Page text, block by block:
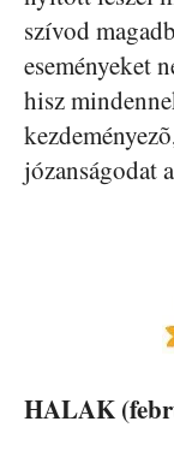
szívod
eseményeket
hisz
józanságodat
HALAK